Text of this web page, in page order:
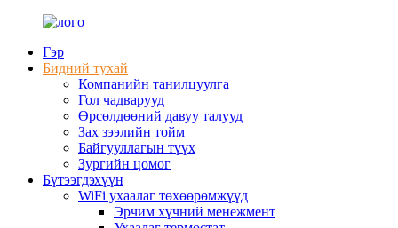
Гэр
Бидний тухай
Компанийн танилцуулга
Гол чадварууд
Өрсөлдөөний давуу талууд
Зах зээлийн тойм
Байгууллагын түүх
Зургийн цомог
Бүтээгдэхүүн
WiFi ухаалаг төхөөрөмжүүд
Эрчим хүчний менежмент